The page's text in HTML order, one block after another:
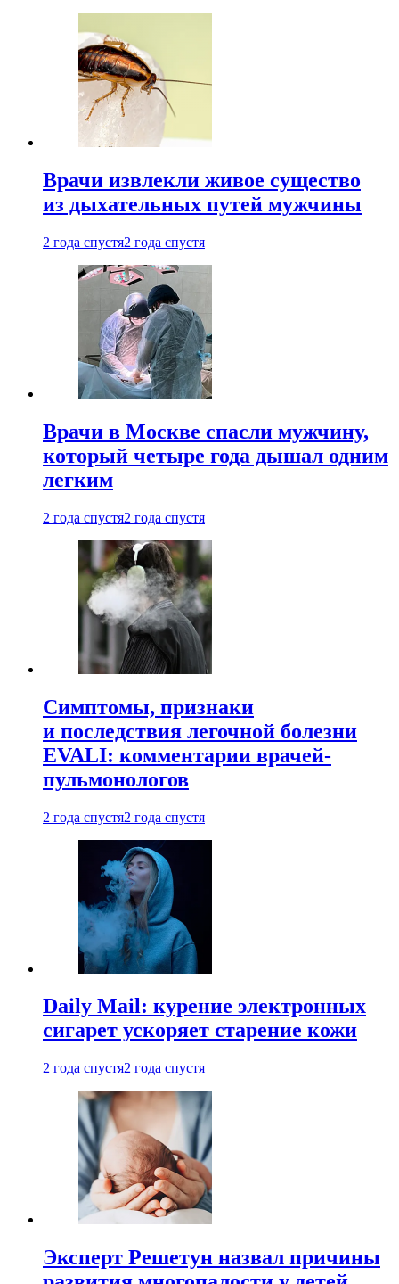
Врачи извлекли живое существо
из дыхательных путей мужчины
2 года спустя2 года спустя
Врачи в Москве спасли мужчину,
который четыре года дышал одним
легким
2 года спустя2 года спустя
Симптомы, признаки
и последствия легочной болезни
EVALI: комментарии врачей-
пульмонологов
2 года спустя2 года спустя
Daily Mail: курение электронных
сигарет ускоряет старение кожи
2 года спустя2 года спустя
Эксперт Решетун назвал причины